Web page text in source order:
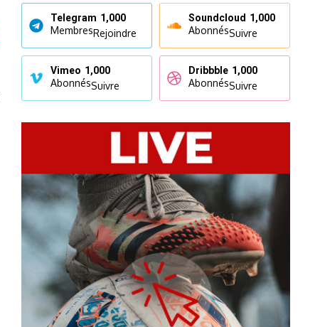
Telegram 1,000
MembresRejoindre
Soundcloud 1,000
AbonnésSuivre
Vimeo 1,000
AbonnésSuivre
Dribbble 1,000
AbonnésSuivre